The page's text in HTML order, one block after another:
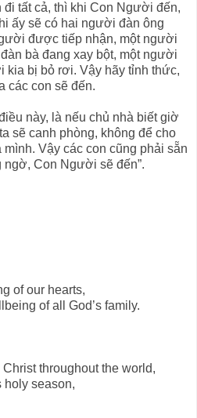
đi tất cả, thì khi Con Người đến,
ấy sẽ có hai người đàn ông
được tiếp nhận, một người
bà đang xay bột, một người
bị bỏ rơi. Vậy hãy tỉnh thức,
các con sẽ đến.
này, là nếu chủ nhà biết giờ
sẽ canh phòng, không để cho
Vậy các con cũng phải sẵn
ngờ, Con Người sẽ đến”.
of our hearts,
of all God’s family.
throughout the world,
holy season,